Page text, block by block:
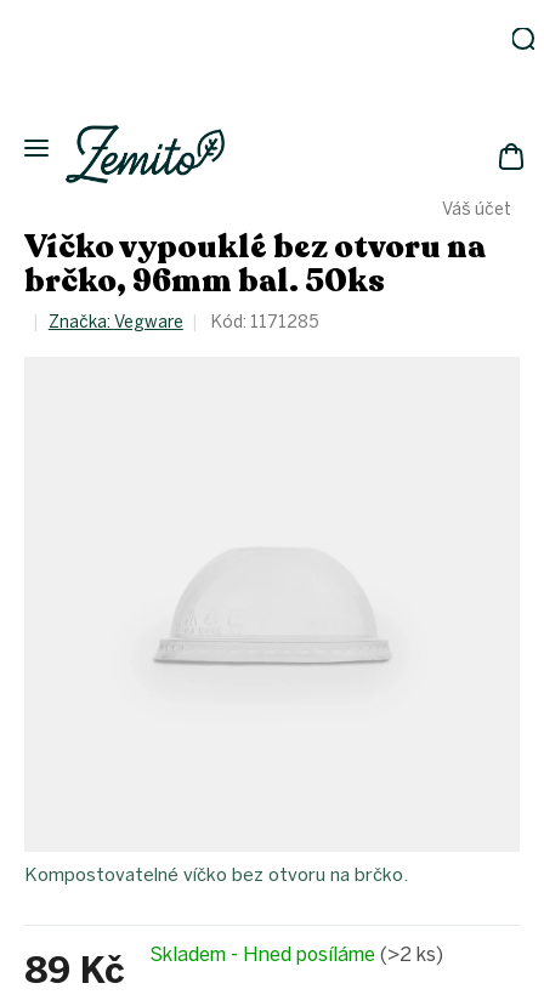
Váš účet
Eko
domácnost
Kosmetika
Eko
láhve
Akce
Víčko vypouklé bez otvoru na
brčko, 96mm bal. 50ks
Značka: Vegware Kód: 1171285
89 Kč Skladem - Hned posíláme (>2 ks)
Kompostovatelné víčko bez otvoru na brčko.